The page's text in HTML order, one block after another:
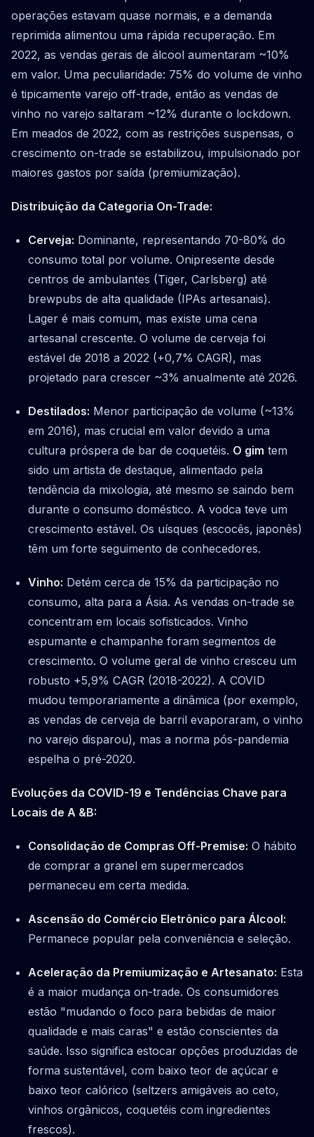
operações estavam quase normais, e a demanda
reprimida alimentou uma rápida recuperação. Em
2022, as vendas gerais de álcool aumentaram ~10%
em valor. Uma peculiaridade: 75% do volume de vinho
é tipicamente varejo off-trade, então as vendas de
vinho no varejo saltaram ~12% durante o lockdown.
Em meados de 2022, com as restrições suspensas, o
crescimento on-trade se estabilizou, impulsionado por
maiores gastos por saída (premiumização).
Distribuição da Categoria On-Trade:
Cerveja: Dominante, representando 70-80% do
consumo total por volume. Onipresente desde
centros de ambulantes (Tiger, Carlsberg) até
brewpubs de alta qualidade (IPAs artesanais).
Lager é mais comum, mas existe uma cena
artesanal crescente. O volume de cerveja foi
estável de 2018 a 2022 (+0,7% CAGR), mas
projetado para crescer ~3% anualmente até 2026.
Destilados: Menor participação de volume (~13%
em 2016), mas crucial em valor devido a uma
cultura próspera de bar de coquetéis. O gim tem
sido um artista de destaque, alimentado pela
tendência da mixologia, até mesmo se saindo bem
durante o consumo doméstico. A vodca teve um
crescimento estável. Os uísques (escocês, japonês)
têm um forte seguimento de conhecedores.
Vinho: Detém cerca de 15% da participação no
consumo, alta para a Ásia. As vendas on-trade se
concentram em locais sofisticados. Vinho
espumante e champanhe foram segmentos de
crescimento. O volume geral de vinho cresceu um
robusto +5,9% CAGR (2018-2022). A COVID
mudou temporariamente a dinâmica (por exemplo,
as vendas de cerveja de barril evaporaram, o vinho
no varejo disparou), mas a norma pós-pandemia
espelha o pré-2020.
Evoluções da COVID-19 e Tendências Chave para
Locais de A &B:
Consolidação de Compras Off-Premise: O hábito
de comprar a granel em supermercados
permaneceu em certa medida.
Ascensão do Comércio Eletrônico para Álcool:
Permanece popular pela conveniência e seleção.
Aceleração da Premiumização e Artesanato: Esta
é a maior mudança on-trade. Os consumidores
estão "mudando o foco para bebidas de maior
qualidade e mais caras" e estão conscientes da
saúde. Isso significa estocar opções produzidas de
forma sustentável, com baixo teor de açúcar e
baixo teor calórico (seltzers amigáveis ao ceto,
vinhos orgânicos, coquetéis com ingredientes
frescos).